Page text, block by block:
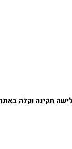
תקינה וקלה